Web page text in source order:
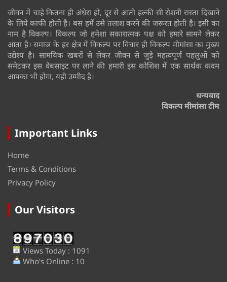
जीवन में चाहे कितना ही अंधेरा हो, दूर से आती हल्की सी रोशनी रास्ता दिखाने
के लिये काफी होती है। बस हमें उसे तलाश करने की जरूरत होती है। इसी का
नाम है विकल्प। विकल्प जो हमेशा सकारात्मक पक्ष को हमारे सामने लेकर
आता है। समाज के हर क्षेत्र में विकल्प पर विचार ही विकल्प मीमांसा का मुख्य
उद्येश्य है। सामयिक खबरों से लेकर जीवन से जुड़े महत्वपूर्ण पहलुओं को
समेटकर इस वेबसाइट पर लाने की हमारी इस कोशिश में एक सार्थक कदम
आपका भी होगा, यही उम्मीद है।
धन्यवाद
विकल्प मीमांसा टीम
Important Links
Home
Terms & Conditions
Privacy Policy
Our Visitors
Views Today : 1091
Who's Online : 10